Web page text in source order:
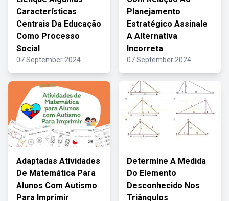
Características
Centrais Da Educação
Como Processo
Social
07 September 2024
Planejamento
Estratégico Assinale
A Alternativa
Incorreta
07 September 2024
Adaptadas Atividades
De Matemática Para
Alunos Com Autismo
Para Imprimir
Determine A Medida
Do Elemento
Desconhecido Nos
Triângulos